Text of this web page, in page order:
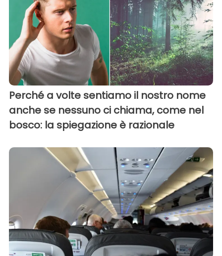
Perché a volte sentiamo il nostro nome
anche se nessuno ci chiama, come nel
bosco: la spiegazione è razionale